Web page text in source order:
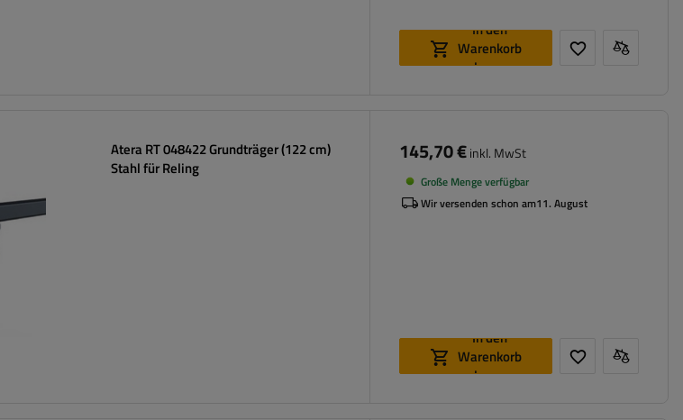
In den
Warenkorb
legen
Atera RT 048422 Grundträger (122 cm)
Stahl für Reling
145,70 €inkl. MwSt
Große Menge verfügbar
Wir versenden schon am11. August
In den
Warenkorb
legen